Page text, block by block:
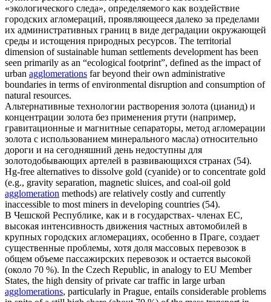
«экологического следа», определяемого как воздействие
городских агломераций, проявляющееся далеко за пределами
их административных границ в виде деградации окружающей
среды и истощения природных ресурсов. The territorial
dimension of sustainable human settlements development has been
seen primarily as an “ecological footprint”, defined as the impact of
urban agglomerations far beyond their own administrative
boundaries in terms of environmental disruption and consumption of
natural resources.
Альтернативные технологии растворения золота (цианид) и
концентрации золота без применения ртути (например,
гравитационные и магнитные сепараторы, метод агломерации
золота с использованием минерального масла) относительно
дороги и на сегодняшний день недоступны для
золотодобывающих артелей в развивающихся странах (54).
Hg-free alternatives to dissolve gold (cyanide) or to concentrate gold
(e.g., gravity separation, magnetic sluices, and coal-oil gold
agglomeration methods) are relatively costly and currently
inaccessible to most miners in developing countries (54).
В Чешской Республике, как и в государствах- членах ЕС,
высокая интенсивность движения частных автомобилей в
крупных городских агломерациях, особенно в Праге, создает
существенные проблемы, хотя доля массовых перевозок в
общем объеме пассажирских перевозок и остается высокой
(около 70 %). In the Czech Republic, in analogy to EU Member
States, the high density of private car traffic in large urban
agglomerations, particularly in Prague, entails considerable problems